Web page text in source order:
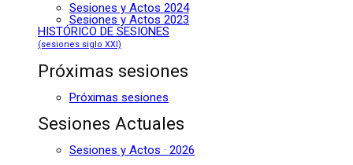
Sesiones y Actos 2024
Sesiones y Actos 2023
HISTÓRICO DE SESIONES
(sesiones siglo XXI)
Próximas sesiones
Próximas sesiones
Sesiones Actuales
Sesiones y Actos · 2026